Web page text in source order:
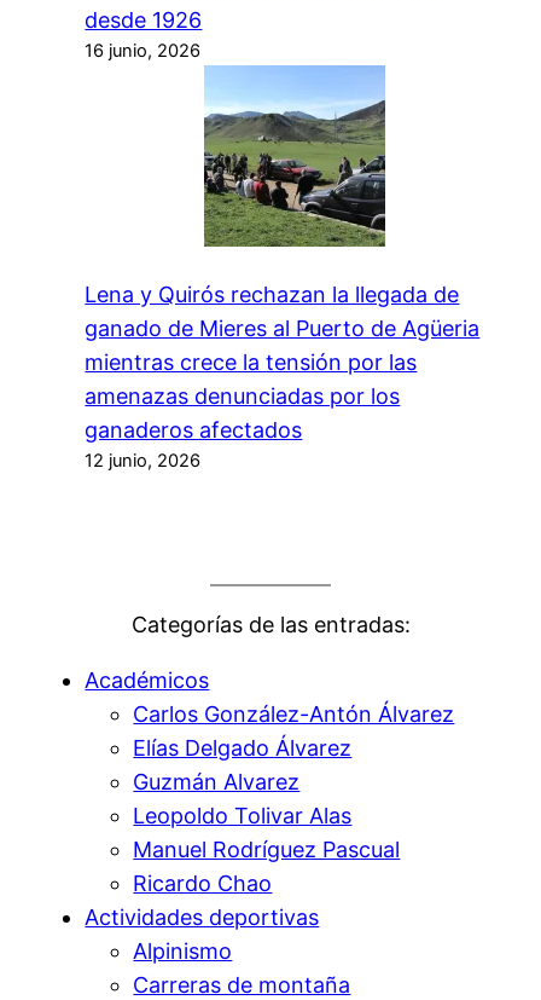
desde 1926
16 junio, 2026
Lena y Quirós rechazan la llegada de
ganado de Mieres al Puerto de Agüeria
mientras crece la tensión por las
amenazas denunciadas por los
ganaderos afectados
12 junio, 2026
Categorías de las entradas:
Académicos
Carlos González-Antón Álvarez
Elías Delgado Álvarez
Guzmán Alvarez
Leopoldo Tolivar Alas
Manuel Rodríguez Pascual
Ricardo Chao
Actividades deportivas
Alpinismo
Carreras de montaña